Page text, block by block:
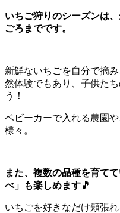
いちご狩りのシーズンは
ごろまでです。
新鮮ないちごを自分で摘
然体験でもあり、子供た
う！
ベビーカーで入れる農園
様々。
また、複数の品種を育て
べ」も楽しめます🎵
いちごを好きなだけ頬張